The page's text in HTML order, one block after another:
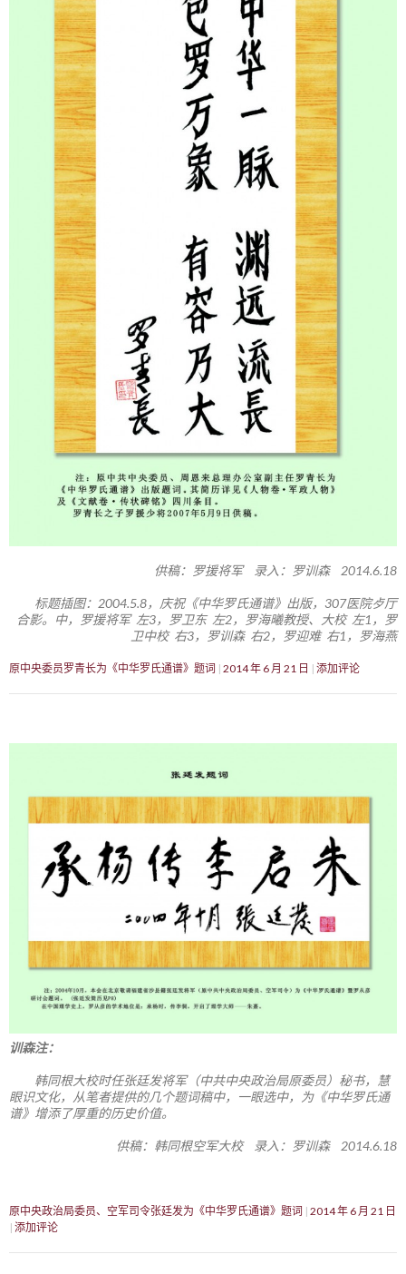
供稿：罗援将军 录入：罗训森 2014.6.18
标题插图：2004.5.8，庆祝《中华罗氏通谱》出版，307医院歺厅
合影。中，罗援将军 左3，罗卫东 左2，罗海曦教授、大校 左1，罗
卫中校 右3，罗训森 右2，罗迎难 右1，罗海燕
原中央委员罗青长为《中华罗氏通谱》题词 2014 年 6 月 21 日 添加评论
训森注：
韩同根大校时任张廷发将军（中共中央政治局原委员）秘书，慧
眼识文化，从笔者提供的几个题词稿中，一眼选中，为《中华罗氏通
谱》增添了厚重的历史价值。
供稿：韩同根空军大校 录入：罗训森 2014.6.18
原中央政治局委员、空军司令张廷发为《中华罗氏通谱》题词 2014 年 6 月 21 日
添加评论